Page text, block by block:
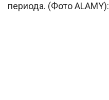
периода. (Фото ALAMY):